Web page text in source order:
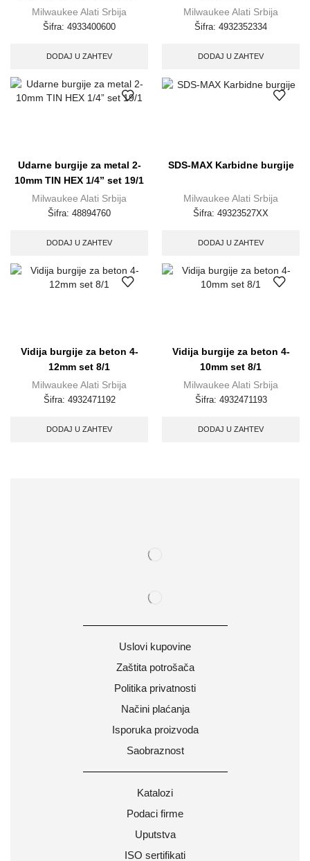
350C
Milwaukee Alati Srbija
Šifra: 4933400600
DODAJ U ZAHTEV
Milwaukee Alati Srbija
Šifra: 4932352334
DODAJ U ZAHTEV
Udarne burgije za metal 2-
10mm TIN HEX 1/4” set 19/1
Milwaukee Alati Srbija
Šifra: 48894760
DODAJ U ZAHTEV
SDS-MAX Karbidne burgije
Milwaukee Alati Srbija
Šifra: 49323527XX
DODAJ U ZAHTEV
Vidija burgije za beton 4-
12mm set 8/1
Milwaukee Alati Srbija
Šifra: 4932471192
DODAJ U ZAHTEV
Vidija burgije za beton 4-
10mm set 8/1
Milwaukee Alati Srbija
Šifra: 4932471193
DODAJ U ZAHTEV
Uslovi kupovine
Zaštita potrošača
Politika privatnosti
Načini plaćanja
Isporuka proizvoda
Saobraznost
Katalozi
Podaci firme
Uputstva
ISO sertifikati